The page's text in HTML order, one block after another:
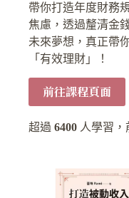
帶你打造年度財務
焦慮，透過釐清金
未來夢想，真正帶
「有效理財」！
前往課程頁面
超過6400 人學習，